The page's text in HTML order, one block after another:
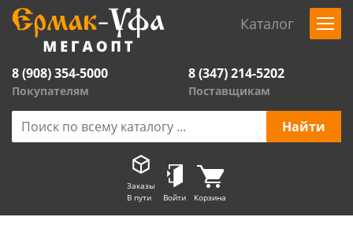
Каталог
8 (908) 354-5000
Покупателям
8 (347) 214-5202
Поставщикам
Заказы
В пути
Войти Корзина